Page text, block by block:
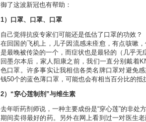
御了这波新冠也有帮助：
1）口罩、口罩、口罩
自己觉得抗疫专家们可能还是低估了口罩的功效？
在回国的飞机上，儿子因流感未痊愈，有点咳嗽
是最晚被传染的一个，而症状也是最轻的（几乎无
回墨尔本后，家人阳康之前，我们一直分别戴着
色口罩。许多事实让我相信各类名牌口罩对避免
钱50个的蓝色薄口罩，可能也会有相当百分比的抵
2）“穿心莲制剂”与维生素
去年听药剂师说，一种主要成份是“穿心莲”的非处
期间卖得最好的药。另外在网上看到过一对医生